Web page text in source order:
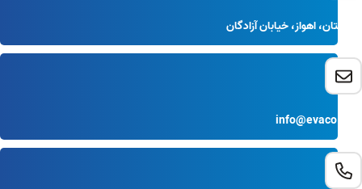
خوزستان، اهواز، خیابان آزادگان
info@evaco.com